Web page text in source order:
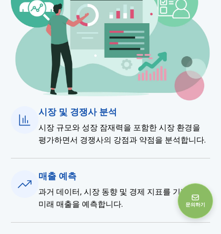
시장 및 경쟁사 분석
시장 규모와 성장 잠재력을 포함한 시장 환경을
평가하면서 경쟁사의 강점과 약점을 분석합니다.
매출 예측
과거 데이터, 시장 동향 및 경제 지표를 기반으로
미래 매출을 예측합니다.
문의하기